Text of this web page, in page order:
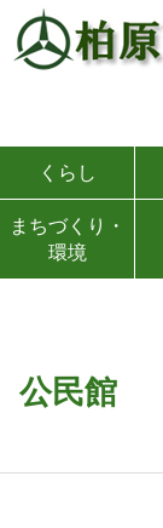
くらし
まちづくり・
環境
公民館